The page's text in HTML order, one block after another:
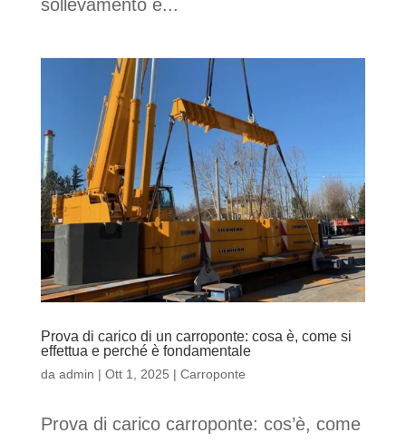
sollevamento e...
Prova di carico di un carroponte: cosa è, come si
effettua e perché è fondamentale
da admin | Ott 1, 2025 | Carroponte
Prova di carico carroponte: cos’è, come